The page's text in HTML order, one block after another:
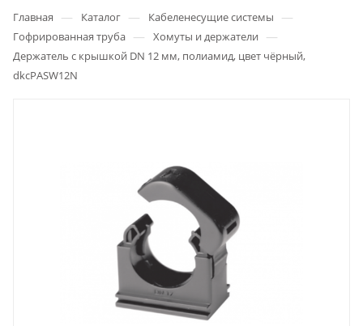
Главная — Каталог — Кабеленесущие системы —
Гофрированная труба — Хомуты и держатели —
Держатель с крышкой DN 12 мм, полиамид, цвет чёрный,
dkcPASW12N